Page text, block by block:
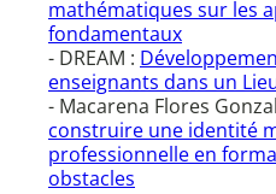
mathématiques sur les
fondamentaux
- DREAM :
enseignants dans un
- Macarena Flores
construire une identité
professionnelle en
obstacles